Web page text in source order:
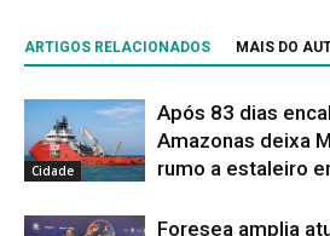
ARTIGOS RELACIONADOS MAIS DO
Cidade
Após 83 dias
Amazonas deixa
rumo a estaleiro
Foresea amplia